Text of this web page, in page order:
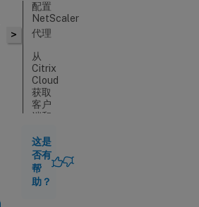
>
配置
NetScaler
代理
从
Citrix
Cloud
获取
客户
端和
CSV
文件
验证
这是
否有
帮
助？